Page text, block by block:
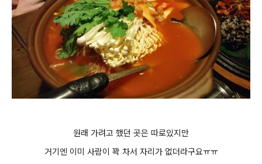
원래 가려고 했던 곳은 따로있지만
거기엔 이미 사람이 꽉 차서 자리가 없더라구요ㅠㅠ